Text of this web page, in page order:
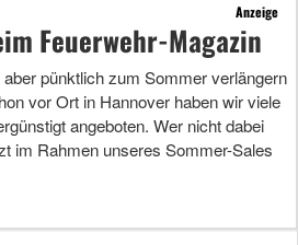
Anzeige
Feuerwehr-Magazin
pünktlich zum Sommer verlängern
vor Ort in Hannover haben wir viele
angeboten. Wer nicht dabei
im Rahmen unseres Sommer-Sales